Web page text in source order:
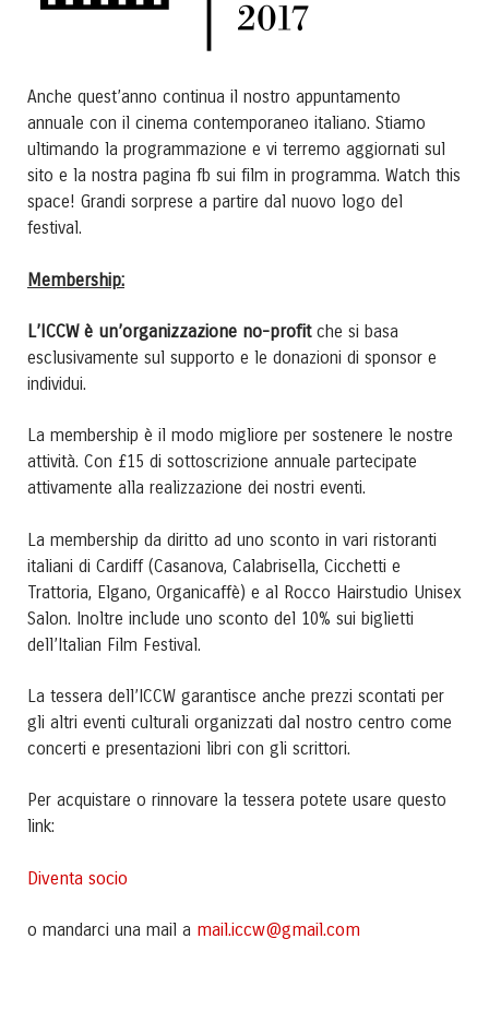
Anche quest’anno continua il nostro appuntamento
annuale con il cinema contemporaneo italiano. Stiamo
ultimando la programmazione e vi terremo aggiornati sul
sito e la nostra pagina fb sui film in programma. Watch this
space! Grandi sorprese a partire dal nuovo logo del
festival.
Membership:
L’ICCW è un’organizzazione no-profitche si basa
esclusivamente sul supporto e le donazioni di sponsor e
individui.
La membership è il modo migliore per sostenere le nostre
attività. Con £15 di sottoscrizione annuale partecipate
attivamente alla realizzazione dei nostri eventi.
La membership da diritto ad uno sconto in vari ristoranti
italiani di Cardiff (Casanova, Calabrisella, Cicchetti e
Trattoria, Elgano, Organicaffè) e al Rocco Hairstudio Unisex
Salon. Inoltre include uno sconto del 10% sui biglietti
dell’Italian Film Festival.
La tessera dell’ICCW garantisce anche prezzi scontati per
gli altri eventi culturali organizzati dal nostro centro come
concerti e presentazioni libri con gli scrittori.
Per acquistare o rinnovare la tessera potete usare questo
link:
Diventa socio
o mandarci una mail a mail.iccw@gmail.com